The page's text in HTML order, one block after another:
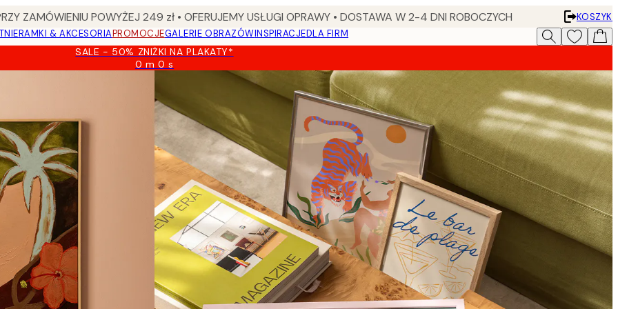
ZAMÓWIENIU POWYŻEJ 249 zł • OFERUJEMY USŁUGI OPRAWY • DOSTAWA W 2-4 DNI ROBOCZYCH
KOSZYK
RAMKI & AKCESORIAPROMOCJEGALERIE OBRAZÓWINSPIRACJEDLA FIRM
SALE - 50% ZNIŻKI NA PLAKATY*
0 m0 s
Ważny
08-